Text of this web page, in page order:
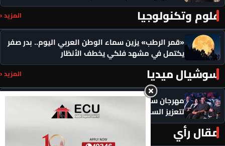
علوم وتكنولوجيا المزيد ‹
«قمر الرطب» يزين سماء الوطن العربي اليوم.. بدر صفر
يكتمل في مشهد فلكي يخطف الأنظار
سوشيال ميديا المزيد ‹
مهرجان سيمفوني للفنون يكرم رموزاً مؤثرة ويدعو
لتعزيز السلام
مقال رأي